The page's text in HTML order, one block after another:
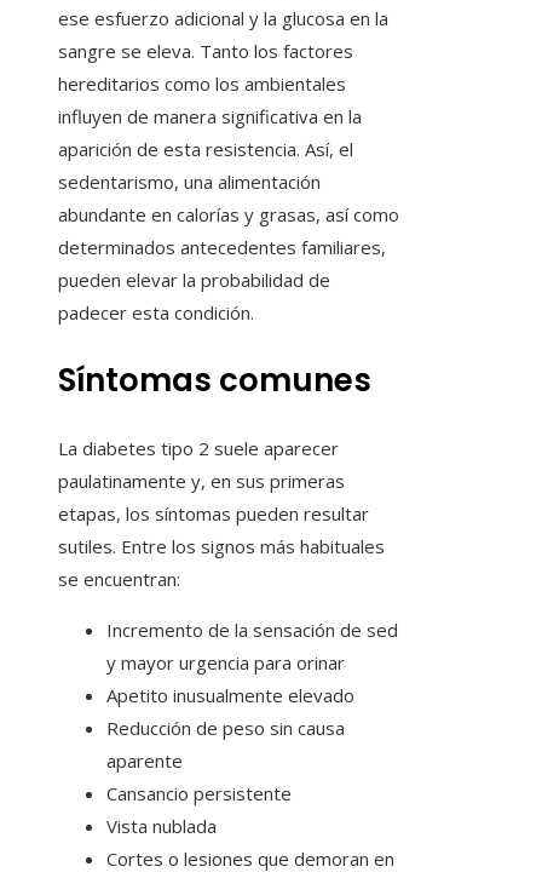
ese esfuerzo adicional y la glucosa en la
sangre se eleva. Tanto los factores
hereditarios como los ambientales
influyen de manera significativa en la
aparición de esta resistencia. Así, el
sedentarismo, una alimentación
abundante en calorías y grasas, así como
determinados antecedentes familiares,
pueden elevar la probabilidad de
padecer esta condición.
Síntomas comunes
La diabetes tipo 2 suele aparecer
paulatinamente y, en sus primeras
etapas, los síntomas pueden resultar
sutiles. Entre los signos más habituales
se encuentran:
Incremento de la sensación de sed
y mayor urgencia para orinar
Apetito inusualmente elevado
Reducción de peso sin causa
aparente
Cansancio persistente
Vista nublada
Cortes o lesiones que demoran en